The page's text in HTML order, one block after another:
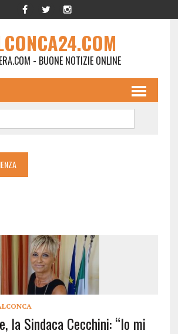
- BUONE NOTIZIE ONLINE
la Sindaca Cecchini: “Io mi